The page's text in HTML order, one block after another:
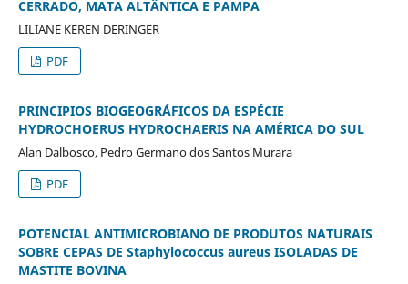
CERRADO, MATA ALTÂNTICA E PAMPA
LILIANE KEREN DERINGER
PDF
PRINCIPIOS BIOGEOGRÁFICOS DA ESPÉCIE
HYDROCHOERUS HYDROCHAERIS NA AMÉRICA DO SUL
Alan Dalbosco, Pedro Germano dos Santos Murara
PDF
POTENCIAL ANTIMICROBIANO DE PRODUTOS NATURAIS
SOBRE CEPAS DE Staphylococcus aureus ISOLADAS DE
MASTITE BOVINA